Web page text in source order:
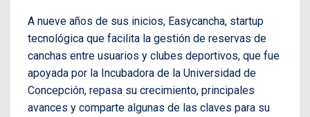
A nueve años de sus inicios, Easycancha, startup
tecnológica que facilita la gestión de reservas de
canchas entre usuarios y clubes deportivos, que fue
apoyada por la Incubadora de la Universidad de
Concepción, repasa su crecimiento, principales
avances y comparte algunas de las claves para su